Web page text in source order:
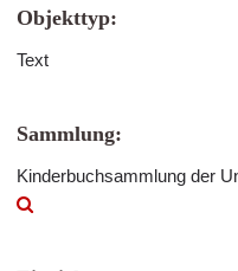
Objekttyp:
Text
Sammlung:
Kinderbuchsammlung der